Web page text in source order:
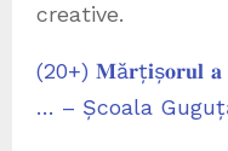
creative.
(20+) 𝐌ă𝐫ț𝐢ș𝐨𝐫𝐮𝐥 𝐚
… – Școala